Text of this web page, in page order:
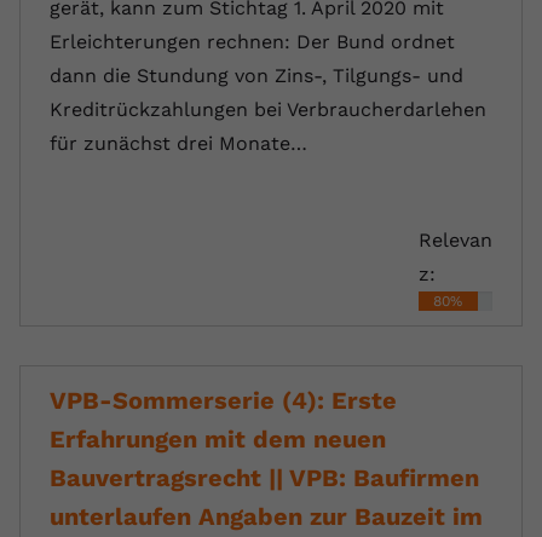
gerät, kann zum Stichtag 1. April 2020 mit
Erleichterungen rechnen: Der Bund ordnet
dann die Stundung von Zins-, Tilgungs- und
Kreditrückzahlungen bei Verbraucherdarlehen
für zunächst drei Monate…
Relevan
z:
80%
VPB-Sommerserie (4): Erste
Erfahrungen mit dem neuen
Bauvertragsrecht || VPB: Baufirmen
unterlaufen Angaben zur Bauzeit im